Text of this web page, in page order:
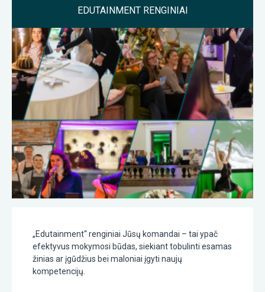
EDUTAINMENT RENGINIAI
„Edutainment“ renginiai Jūsų komandai – tai ypač
efektyvus mokymosi būdas, siekiant tobulinti esamas
žinias ar įgūdžius bei maloniai įgyti naujų
kompetencijų.